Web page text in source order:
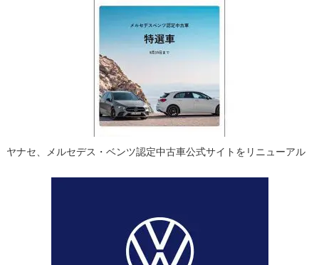
ヤナセ、メルセデス・ベンツ認定中古車公式サイトをリニューアル